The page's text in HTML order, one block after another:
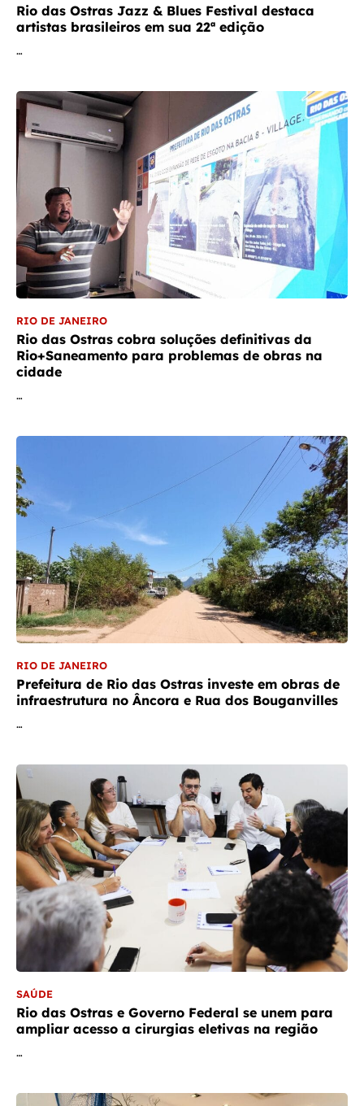
Rio das Ostras Jazz & Blues Festival destaca
artistas brasileiros em sua 22ª edição
…
RIO DE JANEIRO
Rio das Ostras cobra soluções definitivas da
Rio+Saneamento para problemas de obras na
cidade
…
RIO DE JANEIRO
Prefeitura de Rio das Ostras investe em obras de
infraestrutura no Âncora e Rua dos Bouganvilles
…
SAÚDE
Rio das Ostras e Governo Federal se unem para
ampliar acesso a cirurgias eletivas na região
…